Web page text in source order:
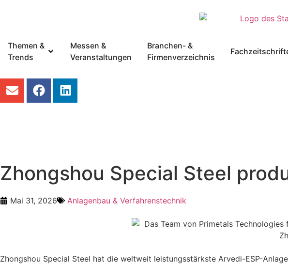
Themen &
Trends
Messen &
Veranstaltungen
Branchen- &
Firmenverzeichnis
Zhongshou Special Steel
Mai 31, 2026 Anlagenbau & Verfahrenstechnik
Zhongshou Special Steel hat die weltweit leistungsstärkste Arvedi-ESP-